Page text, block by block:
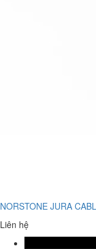
NORSTONE JURA
Liên hệ